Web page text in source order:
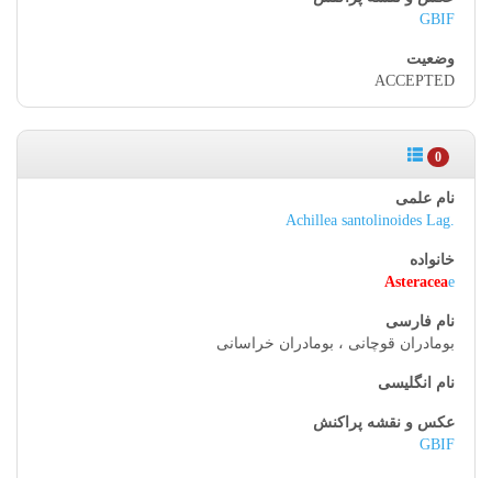
GBIF
ACCEPTED
0
Achillea santolinoides Lag.
Asteraceae
بومادران قوچانی ، بومادران خراسانی
GBIF